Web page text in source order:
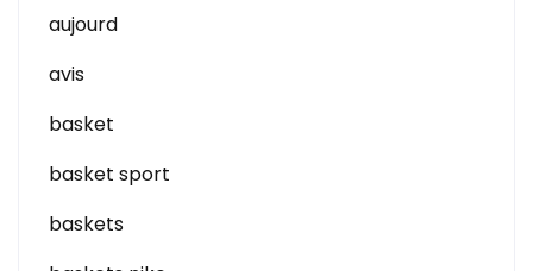
aujourd
avis
basket
basket sport
baskets